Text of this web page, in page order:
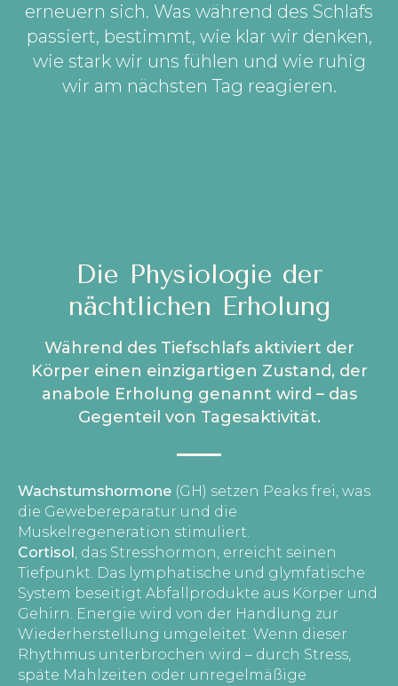
erneuern sich. Was während des Schlafs
passiert, bestimmt, wie klar wir denken,
wie stark wir uns fühlen und wie ruhig
wir am nächsten Tag reagieren.
Die Physiologie der
nächtlichen Erholung
Während des Tiefschlafs aktiviert der
Körper einen einzigartigen Zustand, der
anabole Erholung genannt wird – das
Gegenteil von Tagesaktivität.
Wachstumshormone (GH) setzen Peaks frei, was
die Gewebereparatur und die
Muskelregeneration stimuliert.
Cortisol, das Stresshormon, erreicht seinen
Tiefpunkt. Das lymphatische und glymfatische
System beseitigt Abfallprodukte aus Körper und
Gehirn. Energie wird von der Handlung zur
Wiederherstellung umgeleitet. Wenn dieser
Rhythmus unterbrochen wird – durch Stress,
späte Mahlzeiten oder unregelmäßige